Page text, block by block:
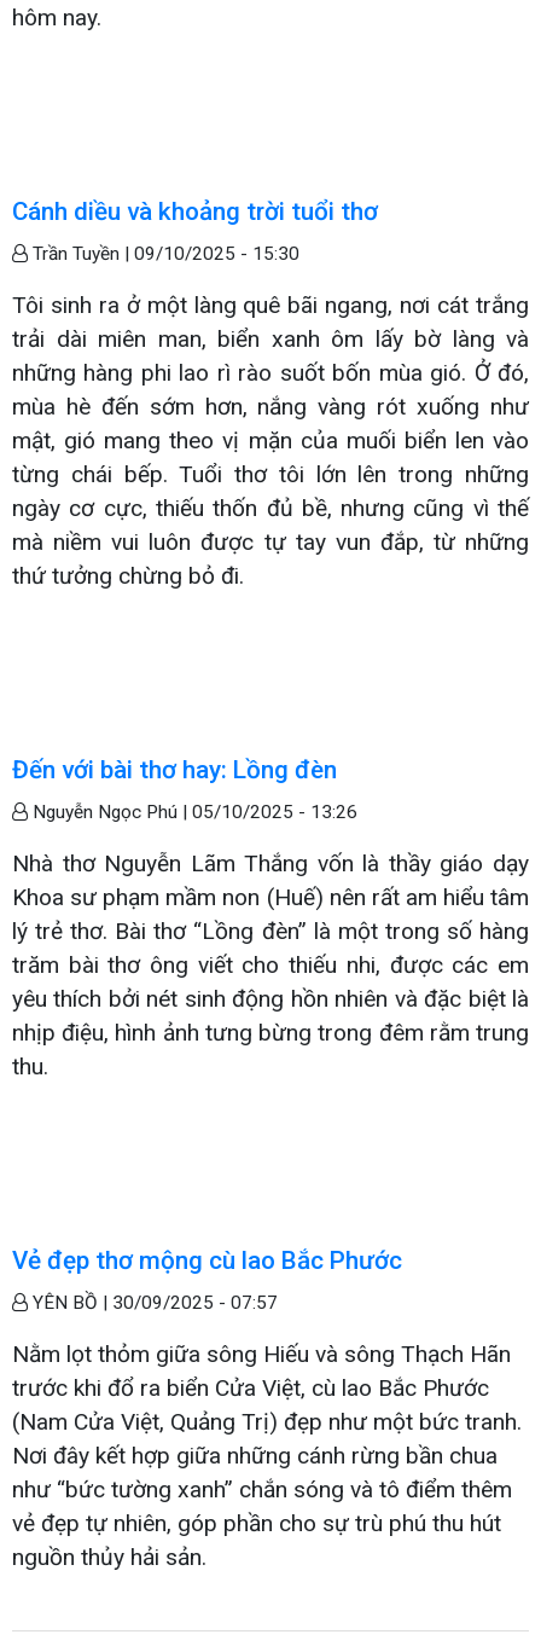
hôm nay.
Cánh diều và khoảng trời tuổi thơ
Trần Tuyền | 09/10/2025 - 15:30
Tôi sinh ra ở một làng quê bãi ngang, nơi cát trắng
trải dài miên man, biển xanh ôm lấy bờ làng và
những hàng phi lao rì rào suốt bốn mùa gió. Ở đó,
mùa hè đến sớm hơn, nắng vàng rót xuống như
mật, gió mang theo vị mặn của muối biển len vào
từng chái bếp. Tuổi thơ tôi lớn lên trong những
ngày cơ cực, thiếu thốn đủ bề, nhưng cũng vì thế
mà niềm vui luôn được tự tay vun đắp, từ những
thứ tưởng chừng bỏ đi.
Đến với bài thơ hay: Lồng đèn
Nguyễn Ngọc Phú | 05/10/2025 - 13:26
Nhà thơ Nguyễn Lãm Thắng vốn là thầy giáo dạy
Khoa sư phạm mầm non (Huế) nên rất am hiểu tâm
lý trẻ thơ. Bài thơ “Lồng đèn” là một trong số hàng
trăm bài thơ ông viết cho thiếu nhi, được các em
yêu thích bởi nét sinh động hồn nhiên và đặc biệt là
nhịp điệu, hình ảnh tưng bừng trong đêm rằm trung
thu.
Vẻ đẹp thơ mộng cù lao Bắc Phước
YÊN BỒ | 30/09/2025 - 07:57
Nằm lọt thỏm giữa sông Hiếu và sông Thạch Hãn
trước khi đổ ra biển Cửa Việt, cù lao Bắc Phước
(Nam Cửa Việt, Quảng Trị) đẹp như một bức tranh.
Nơi đây kết hợp giữa những cánh rừng bần chua
như “bức tường xanh” chắn sóng và tô điểm thêm
vẻ đẹp tự nhiên, góp phần cho sự trù phú thu hút
nguồn thủy hải sản.